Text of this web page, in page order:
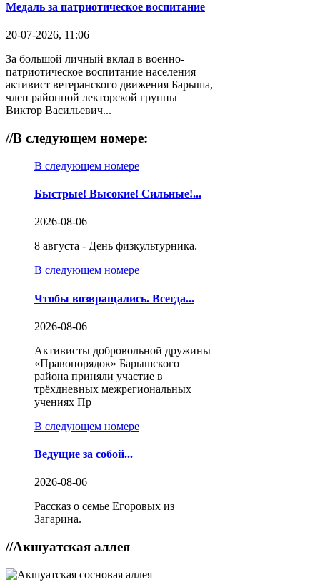
Медаль за патриотическое воспитание
20-07-2026, 11:06
За большой личный вклад в военно-
патриотическое воспитание населения
активист ветеранского движения Барыша,
член районной лекторской группы
Виктор Васильевич...
//В следующем номере:
В следующем номере
Быстрые! Высокие! Сильные!...
2026-08-06
8 августа - День физкультурника.
В следующем номере
Чтобы возвращались. Всегда...
2026-08-06
Активисты добровольной дружины
«Правопорядок» Барышского
района приняли участие в
трёхдневных межрегиональных
учениях Пр
В следующем номере
Ведущие за собой...
2026-08-06
Рассказ о семье Егоровых из
Загарина.
//Акшуатская аллея